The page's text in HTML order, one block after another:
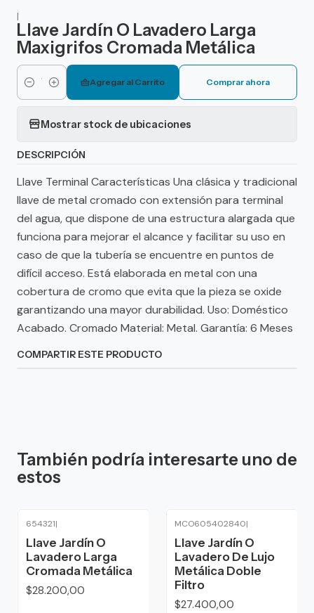
|
Llave Jardín O Lavadero Larga
Maxigrifos Cromada Metálica
Cantidad
Agregar al Carrito Comprar ahora
Mostrar stock de ubicaciones
DESCRIPCIÓN
Llave Terminal Características Una clásica y tradicional
llave de metal cromado con extensión para terminal
del agua, que dispone de una estructura alargada que
funciona para mejorar el alcance y facilitar su uso en
caso de que la tubería se encuentre en puntos de
difícil acceso. Está elaborada en metal con una
cobertura de cromo que evita que la pieza se oxide
garantizando una mayor durabilidad. Uso: Doméstico
Acabado. Cromado Material: Metal. Garantía: 6 Meses
COMPARTIR ESTE PRODUCTO
También podría interesarte uno de
estos
654321|
Llave Jardín O
Lavadero Larga
Cromada Metálica
$28.200,00
MCO605402840|
Llave Jardín O
Lavadero De Lujo
Metálica Doble
Filtro
$27.400,00